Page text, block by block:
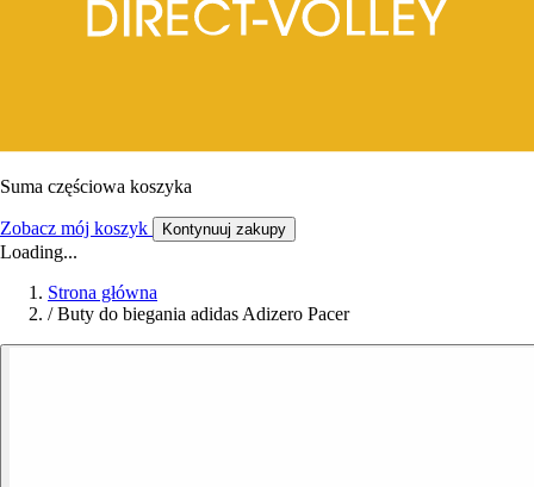
Suma częściowa koszyka
Zobacz mój koszyk Kontynuuj zakupy
Loading...
Strona główna
/ Buty do biegania adidas Adizero Pacer